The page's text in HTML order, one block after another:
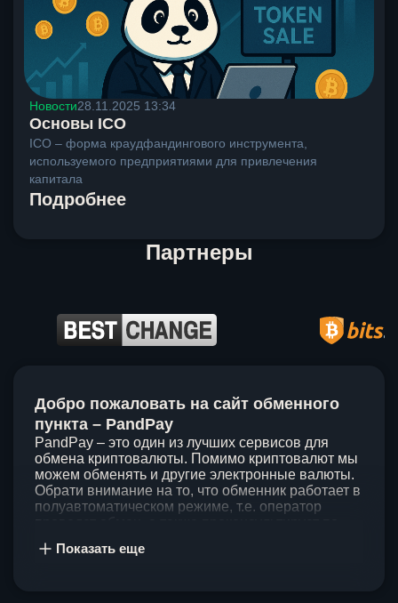
Новости28.11.2025 13:34
Основы ICO
ICO – форма краудфандингового инструмента,
используемого предприятиями для привлечения
капитала
Подробнее
Партнеры
Добро пожаловать на сайт обменного
пункта – PandPay
PandPay – это один из лучших сервисов для
обмена криптовалюты. Помимо криптовалют мы
можем обменять и другие электронные валюты.
Обрати внимание на то, что обменник работает в
полуавтоматическом режиме, т.е. оператор
клиентов, поэтому стараемся проводить обмены
Показать еще